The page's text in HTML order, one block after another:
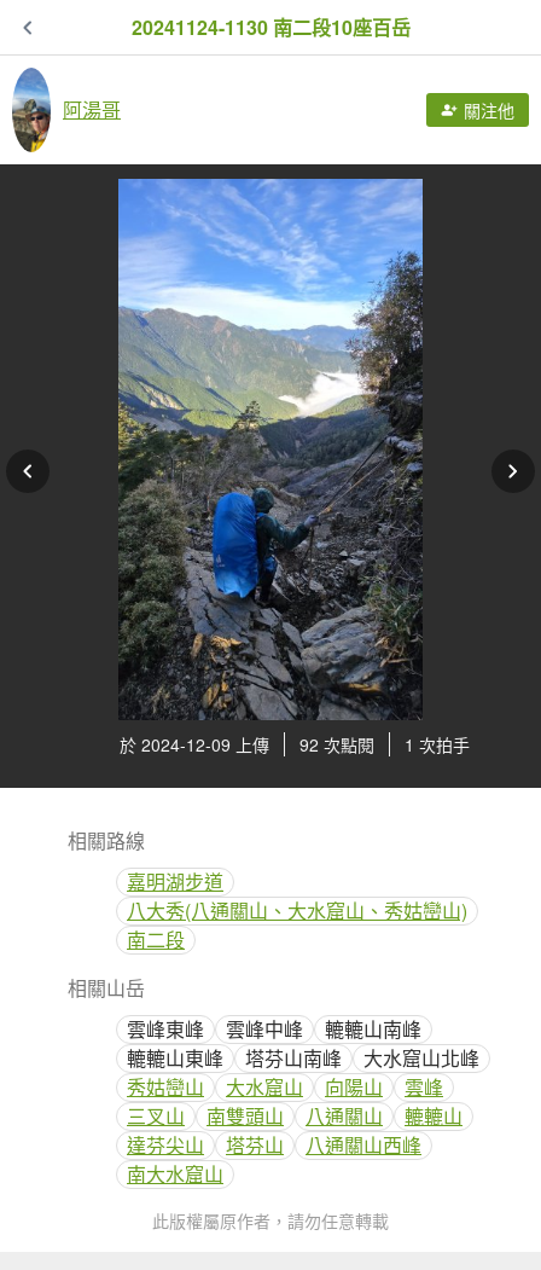
20241124-1130 南二段10座百岳
阿湯哥 關注他
於 2024-12-09 上傳 92 次點閱 1 次拍手
相關路線
嘉明湖步道
八大秀(八通關山、大水窟山、秀姑巒山)
南二段
相關山岳
雲峰東峰
雲峰中峰
轆轆山南峰
轆轆山東峰
塔芬山南峰
大水窟山北峰
秀姑巒山
大水窟山 向陽山
雲峰
三叉山
南雙頭山 八通關山
轆轆山
達芬尖山
塔芬山
八通關山西峰
南大水窟山
此版權屬原作者，請勿任意轉載